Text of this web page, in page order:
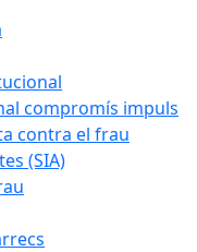
compromís impuls
contra el frau
(SIA)